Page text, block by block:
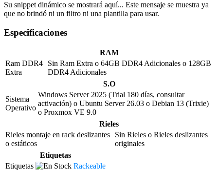
Su snippet dinámico se mostrará aquí... Este mensaje se muestra ya
que no brindó ni un filtro ni una plantilla para usar.
Especificaciones
RAM
Ram DDR4
Extra
Sin Ram Extra o 64GB DDR4 Adicionales o 128GB
DDR4 Adicionales
S.O
Sistema
Operativo
Windows Server 2025 (Trial 180 días, consultar
activación) o Ubuntu Server 26.03 o Debian 13 (Trixie)
o Proxmox VE 9.0
Rieles
Rieles montaje en rack deslizantes
o estáticos
Sin Rieles o Rieles deslizantes
originales
Etiquetas
Etiquetas
Rackeable